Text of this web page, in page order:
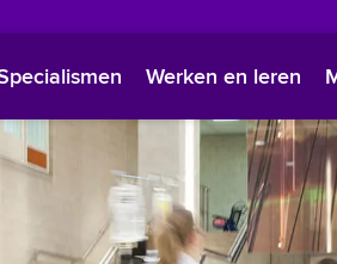
Werken en leren